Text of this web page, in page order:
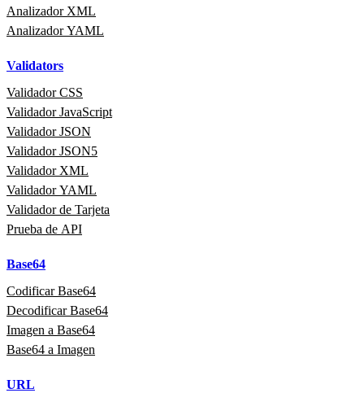
Analizador XML
Analizador YAML
Validators
Validador CSS
Validador JavaScript
Validador JSON
Validador JSON5
Validador XML
Validador YAML
Validador de Tarjeta
Prueba de API
Base64
Codificar Base64
Decodificar Base64
Imagen a Base64
Base64 a Imagen
URL